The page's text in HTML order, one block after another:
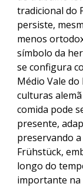
tradicional do
persiste,
menos
símbolo da
se configura
Médio Vale
culturas
comida pode
presente,
preservando
Frühstück,
longo do
importante na